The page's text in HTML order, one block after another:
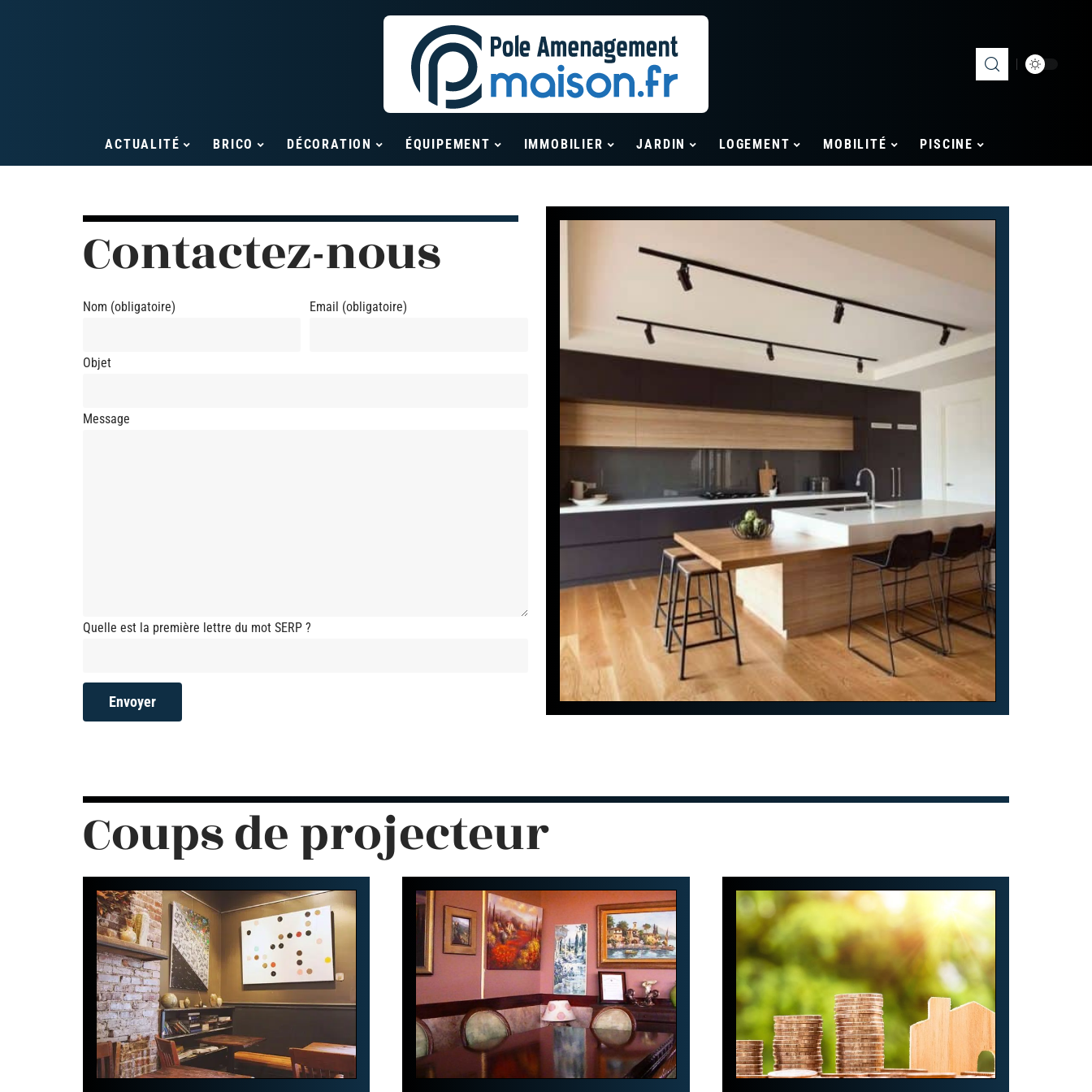
ACTUALITÉ BRICO DÉCORATION ÉQUIPEMENT IMMOBILIER JARDIN LOGEMENT MOBILITÉ PISCINE
Contactez-nous
Nom (obligatoire) Email (obligatoire)
Objet
Message
Quelle est la première lettre du mot SERP ?
Coups de projecteur